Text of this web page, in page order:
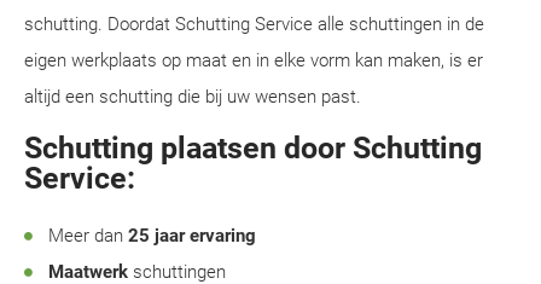
schutting. Doordat Schutting Service alle schuttingen in de
eigen werkplaats op maat en in elke vorm kan maken, is er
altijd een schutting die bij uw wensen past.
Schutting plaatsen door Schutting
Service:
Meer dan 25 jaar ervaring
Maatwerk schuttingen